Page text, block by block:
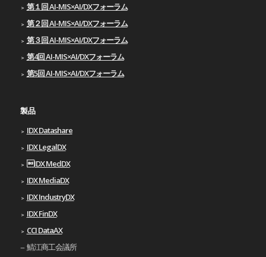
第１回 AI-MIS×AI/DXフォーラム
第２回 AI-MIS×AI/DXフォーラム
第３回 AI-MIS×AI/DXフォーラム
第4回 AI-MIS×AI/DXフォーラム
第5回 AI-MIS×AI/DXフォーラム
製品
IDX Datashare
IDX LegalDX
IDX MedDX
IDX MediaDX
IDX IndustryDX
IDX FinDX
CCI DataAX
鯖江商工会議所